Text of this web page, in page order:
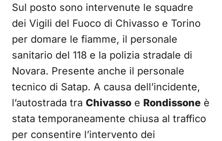
Sul posto sono intervenute le squadre
dei Vigili del Fuoco di Chivasso e Torino
per domare le fiamme, il personale
sanitario del 118 e la polizia stradale di
Novara. Presente anche il personale
tecnico di Satap. A causa dell’incidente,
l’autostrada tra Chivasso e Rondissone è
stata temporaneamente chiusa al traffico
per consentire l’intervento dei